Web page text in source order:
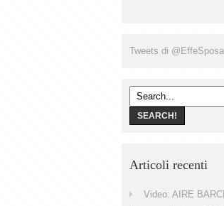
Tweets di @EffeSposa
Articoli recenti
Video: AIRE